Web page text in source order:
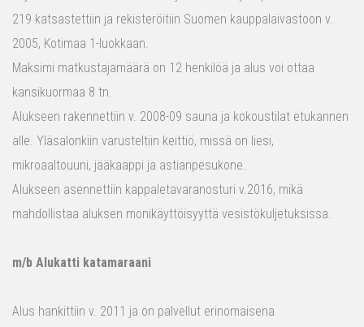
219 katsastettiin ja rekisteröitiin Suomen kauppalaivastoon v.
2005, Kotimaa 1-luokkaan.
Maksimi matkustajamäärä on 12 henkilöä ja alus voi ottaa
kansikuormaa 8 tn.
Alukseen rakennettiin v. 2008-09 sauna ja kokoustilat etukannen
alle. Yläsalonkiin varusteltiin keittiö, missä on liesi,
mikroaaltouuni, jääkaappi ja astianpesukone.
Alukseen asennettiin kappaletavaranosturi v.2016, mikä
mahdollistaa aluksen monikäyttöisyyttä vesistökuljetuksissa.
m/b Alukatti katamaraani
Alus hankittiin v. 2011 ja on palvellut erinomaisena